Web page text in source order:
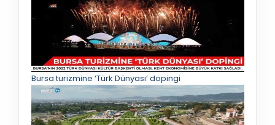
Bursa turizmine ‘Türk Dünyası’ dopingi